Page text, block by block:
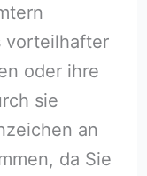
vorteilhafter
oder ihre
sie
an
da Sie